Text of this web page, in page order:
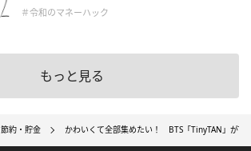
＃令和のマネーハック
もっと見る
節約・貯金 かわいくて全部集めたい！ BTS「TinyTAN」がT